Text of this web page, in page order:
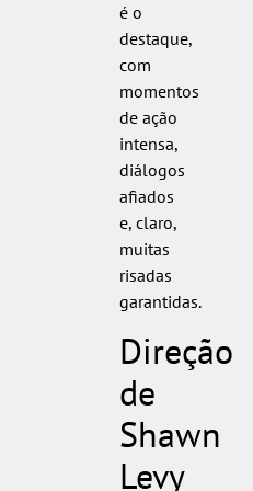
é o
destaque,
com
momentos
de ação
intensa,
diálogos
afiados
e, claro,
muitas
risadas
garantidas.
Direção
de
Shawn
Levy